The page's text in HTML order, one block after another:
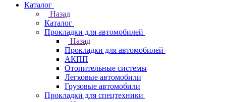
Каталог
Назад
Каталог
Прокладки для автомобилей
Назад
Прокладки для автомобилей
АКПП
Отопительные системы
Легковые автомобили
Грузовые автомобили
Прокладки для спецтехники